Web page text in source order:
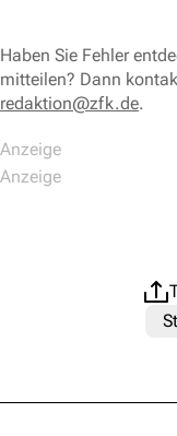
Haben Sie Fehler
mitteilen? Dann
redaktion@zfk.de.